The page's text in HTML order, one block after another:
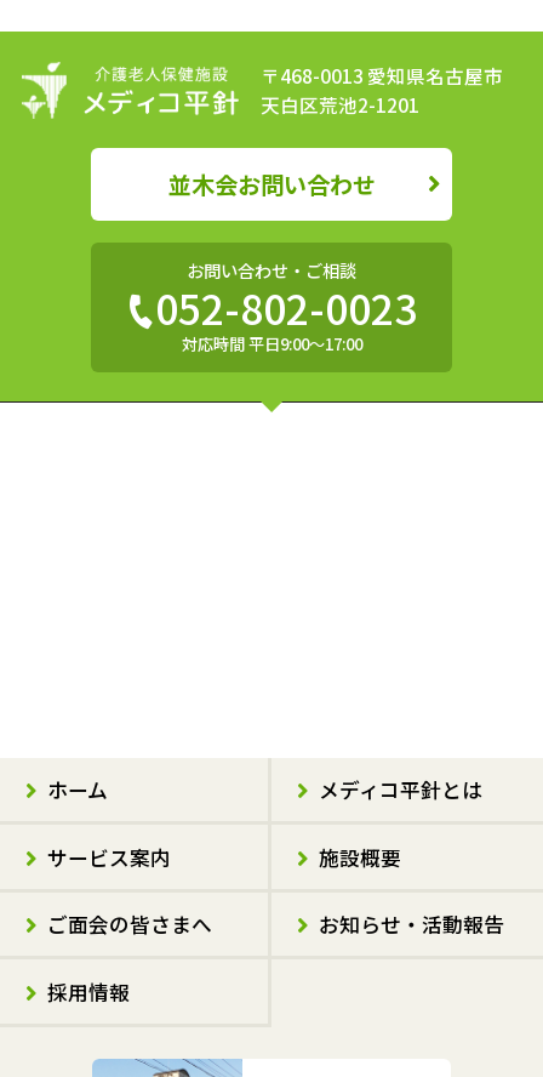
〒468-0013 愛知県名古屋市
天白区荒池2-1201
並木会お問い合わせ
お問い合わせ・ご相談
052-802-0023
対応時間 平日9:00〜17:00
ホーム メディコ平針とは
サービス案内 施設概要
ご面会の皆さまへ お知らせ・活動報告
採用情報